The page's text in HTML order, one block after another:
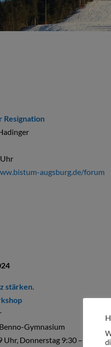
Resignation
augsburg.de/forum
stärken.
Gymnasium
Donnerstag 9:30 – 17 Uhr